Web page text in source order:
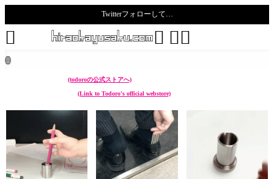
Twitterフォローして…
 


(todoroの公式ストアへ)
(Link to Todoro's official webstore)